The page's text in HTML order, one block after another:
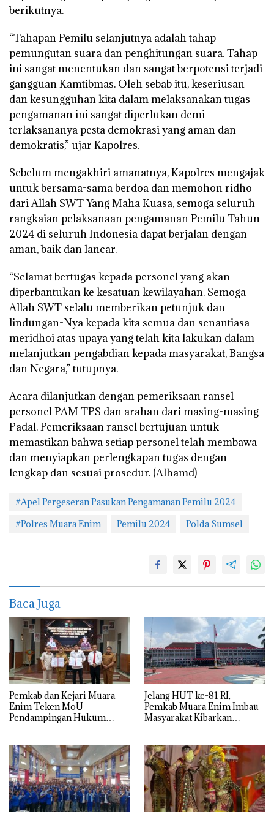
berikutnya.
“Tahapan Pemilu selanjutnya adalah tahap
pemungutan suara dan penghitungan suara. Tahap
ini sangat menentukan dan sangat berpotensi terjadi
gangguan Kamtibmas. Oleh sebab itu, keseriusan
dan kesungguhan kita dalam melaksanakan tugas
pengamanan ini sangat diperlukan demi
terlaksananya pesta demokrasi yang aman dan
demokratis,” ujar Kapolres.
Sebelum mengakhiri amanatnya, Kapolres mengajak
untuk bersama-sama berdoa dan memohon ridho
dari Allah SWT Yang Maha Kuasa, semoga seluruh
rangkaian pelaksanaan pengamanan Pemilu Tahun
2024 di seluruh Indonesia dapat berjalan dengan
aman, baik dan lancar.
“Selamat bertugas kepada personel yang akan
diperbantukan ke kesatuan kewilayahan. Semoga
Allah SWT selalu memberikan petunjuk dan
lindungan-Nya kepada kita semua dan senantiasa
meridhoi atas upaya yang telah kita lakukan dalam
melanjutkan pengabdian kepada masyarakat, Bangsa
dan Negara,” tutupnya.
Acara dilanjutkan dengan pemeriksaan ransel
personel PAM TPS dan arahan dari masing-masing
Padal. Pemeriksaan ransel bertujuan untuk
memastikan bahwa setiap personel telah membawa
dan menyiapkan perlengkapan tugas dengan
lengkap dan sesuai prosedur. (Alhamd)
#Apel Pergeseran Pasukan Pengamanan Pemilu 2024
#Polres Muara Enim
Pemilu 2024 Polda Sumsel
Baca Juga
Pemkab dan Kejari Muara
Enim Teken MoU
Pendampingan Hukum
Jelang HUT ke-81 RI,
Pemkab Muara Enim Imbau
Masyarakat Kibarkan